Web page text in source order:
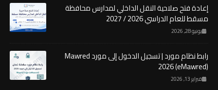
إعادة فتح صلاحية النقل الداخلي لمدارس محافظة
مسقط للعام الدراسي 2026 / 2027
يونيو 28, 2026
رابط نظام مورد | تسجيل الدخول إلى مورد Mawred
2026 (eMawred)
فبراير 13, 2026